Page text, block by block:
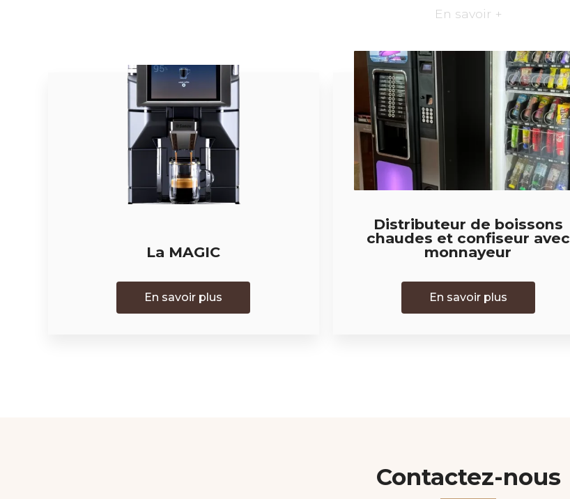
En savoir +
La MAGIC
En savoir plus
Distributeur de boissons
chaudes et confiseur avec
monnayeur
En savoir plus
Contactez-nous